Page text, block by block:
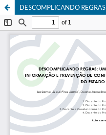
DESCOMPLICANDO REGRAS